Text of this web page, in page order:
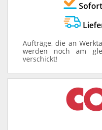
Aufträge, die an
werden noch am
verschickt!